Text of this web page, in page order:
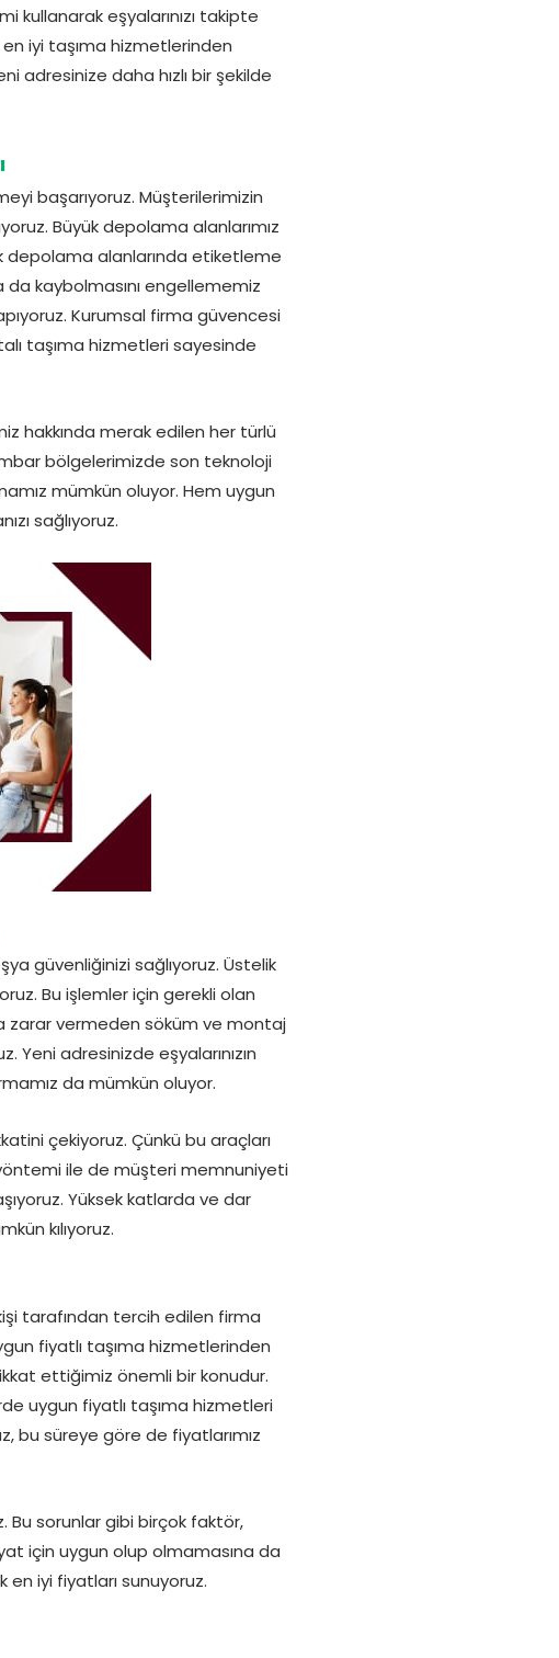
eşyalarınızı takipte
iyi taşıma hizmetlerinden
adresinize daha hızlı bir şekilde
başarıyoruz. Müşterilerimizin
Büyük depolama alanlarımız
depolama alanlarında etiketleme
da kaybolmasını engellememiz
Kurumsal firma güvencesi
taşıma hizmetleri sayesinde
hakkında merak edilen her türlü
bölgelerimizde son teknoloji
mümkün oluyor. Hem uygun
sağlıyoruz.
güvenliğinizi sağlıyoruz. Üstelik
Bu işlemler için gerekli olan
vermeden söküm ve montaj
adresinizde eşyalarınızın
da mümkün oluyor.
çekiyoruz. Çünkü bu araçları
yöntemi ile de müşteri memnuniyeti
Yüksek katlarda ve dar
kılıyoruz.
tarafından tercih edilen firma
fiyatlı taşıma hizmetlerinden
dikkat ettiğimiz önemli bir konudur.
uygun fiyatlı taşıma hizmetleri
bu süreye göre de fiyatlarımız
Bu sorunlar gibi birçok faktör,
için uygun olup olmamasına da
en iyi fiyatları sunuyoruz.